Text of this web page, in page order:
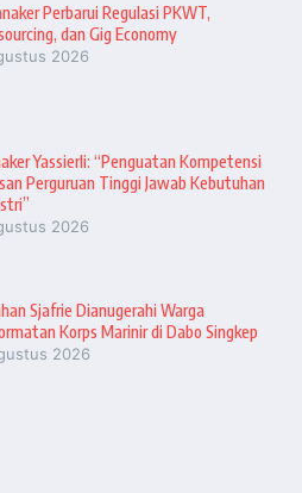
Perbarui Regulasi PKWT,
dan Gig Economy
2026
Yassierli: “Penguatan Kompetensi
Perguruan Tinggi Jawab Kebutuhan
2026
Sjafrie Dianugerahi Warga
Korps Marinir di Dabo Singkep
2026